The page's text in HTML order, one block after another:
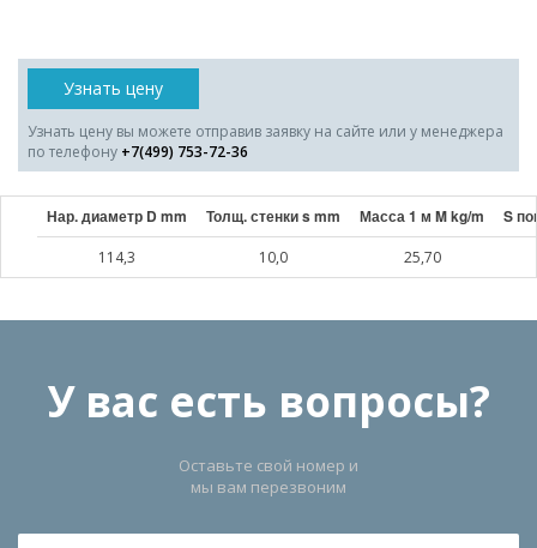
Узнать цену
Узнать цену вы можете отправив заявку на сайте или у менеджера
по телефону +7(499) 753-72-36
Нар. диаметр D mm Толщ. стенки s mm Масса 1 м M kg/m S
114,3 10,0 25,70
У вас есть вопросы?
Оставьте свой номер и
мы вам перезвоним